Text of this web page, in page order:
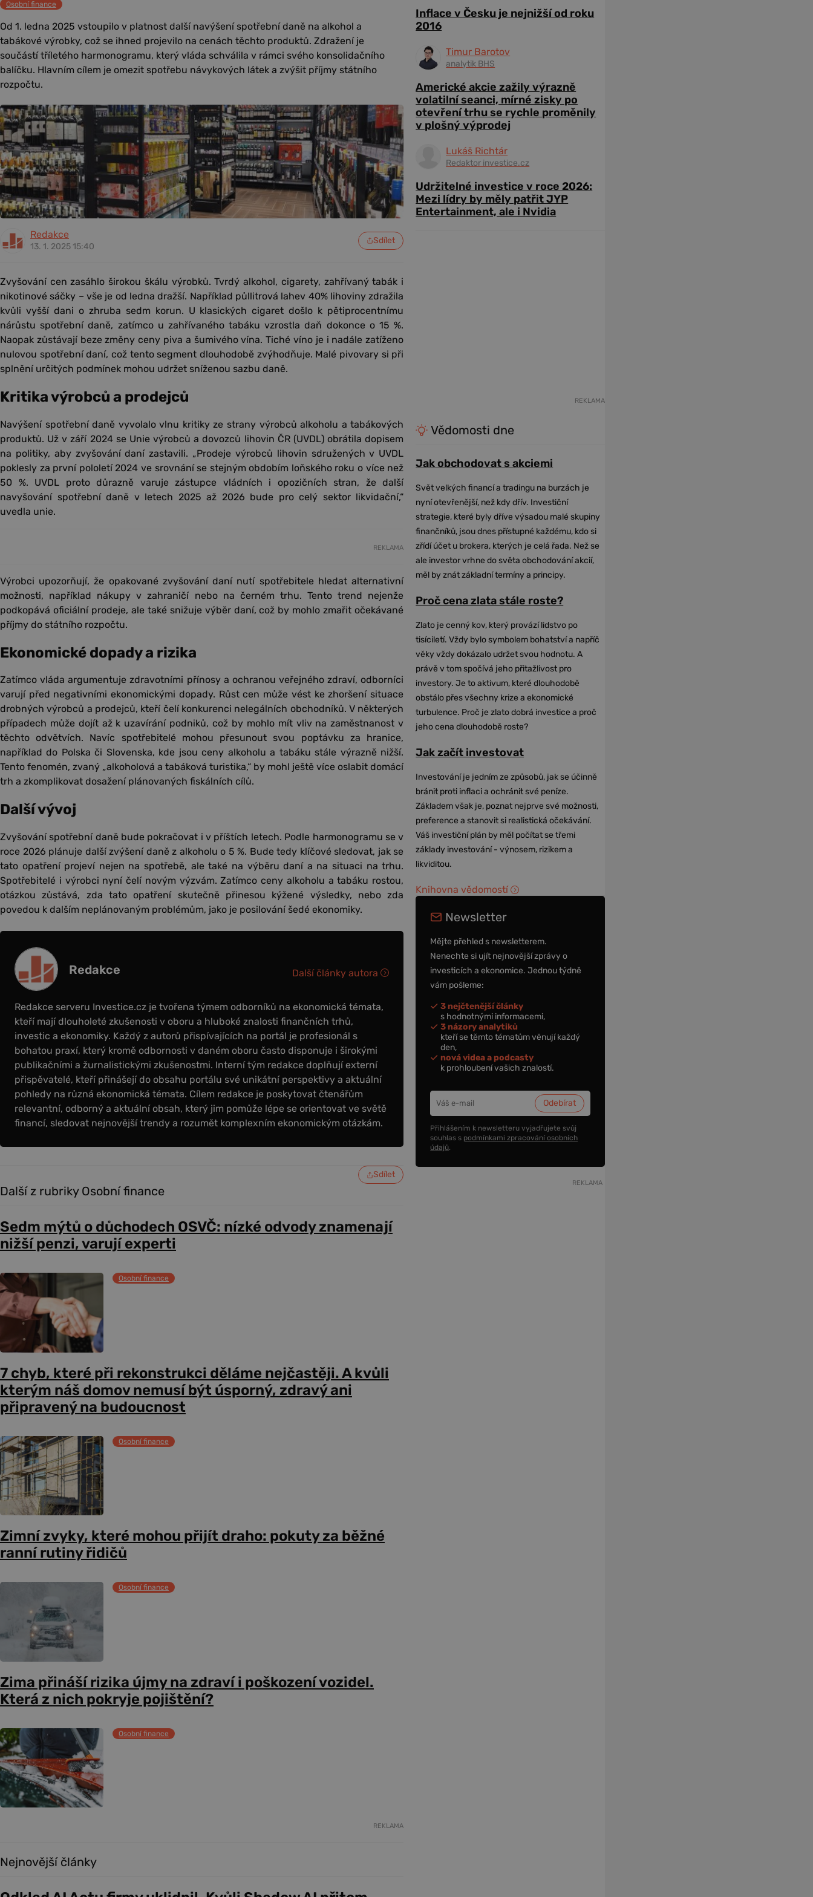
Osobní finance
Od 1. ledna 2025 vstoupilo v platnost další navýšení spotřební daně na alkohol a
tabákové výrobky, což se ihned projevilo na cenách těchto produktů. Zdražení je
součástí tříletého harmonogramu, který vláda schválila v rámci svého konsolidačního
balíčku. Hlavním cílem je omezit spotřebu návykových látek a zvýšit příjmy státního
rozpočtu.
Redakce
13. 1. 2025 15:40
Sdílet
Zvyšování cen zasáhlo širokou škálu výrobků. Tvrdý alkohol, cigarety, zahřívaný tabák i
nikotinové sáčky – vše je od ledna dražší. Například půllitrová lahev 40% lihoviny zdražila
kvůli vyšší dani o zhruba sedm korun. U klasických cigaret došlo k pětiprocentnímu
nárůstu spotřební daně, zatímco u zahřívaného tabáku vzrostla daň dokonce o 15 %.
Naopak zůstávají beze změny ceny piva a šumivého vína. Tiché víno je i nadále zatíženo
nulovou spotřební daní, což tento segment dlouhodobě zvýhodňuje. Malé pivovary si při
splnění určitých podmínek mohou udržet sníženou sazbu daně.
Kritika výrobců a prodejců
Navýšení spotřební daně vyvolalo vlnu kritiky ze strany výrobců alkoholu a tabákových
produktů. Už v září 2024 se Unie výrobců a dovozců lihovin ČR (UVDL) obrátila dopisem
na politiky, aby zvyšování daní zastavili. „Prodeje výrobců lihovin sdružených v UVDL
poklesly za první pololetí 2024 ve srovnání se stejným obdobím loňského roku o více než
50 %. UVDL proto důrazně varuje zástupce vládních i opozičních stran, že další
navyšování spotřební daně v letech 2025 až 2026 bude pro celý sektor likvidační,“
uvedla unie.
REKLAMA
Výrobci upozorňují, že opakované zvyšování daní nutí spotřebitele hledat alternativní
možnosti, například nákupy v zahraničí nebo na černém trhu. Tento trend nejenže
podkopává oficiální prodeje, ale také snižuje výběr daní, což by mohlo zmařit očekávané
příjmy do státního rozpočtu.
Ekonomické dopady a rizika
Zatímco vláda argumentuje zdravotními přínosy a ochranou veřejného zdraví, odborníci
varují před negativními ekonomickými dopady. Růst cen může vést ke zhoršení situace
drobných výrobců a prodejců, kteří čelí konkurenci nelegálních obchodníků. V některých
případech může dojít až k uzavírání podniků, což by mohlo mít vliv na zaměstnanost v
těchto odvětvích. Navíc spotřebitelé mohou přesunout svou poptávku za hranice,
například do Polska či Slovenska, kde jsou ceny alkoholu a tabáku stále výrazně nižší.
Tento fenomén, zvaný „alkoholová a tabáková turistika,“ by mohl ještě více oslabit domácí
trh a zkomplikovat dosažení plánovaných fiskálních cílů.
Další vývoj
Zvyšování spotřební daně bude pokračovat i v příštích letech. Podle harmonogramu se v
roce 2026 plánuje další zvýšení daně z alkoholu o 5 %. Bude tedy klíčové sledovat, jak se
tato opatření projeví nejen na spotřebě, ale také na výběru daní a na situaci na trhu.
Spotřebitelé i výrobci nyní čelí novým výzvám. Zatímco ceny alkoholu a tabáku rostou,
otázkou zůstává, zda tato opatření skutečně přinesou kýžené výsledky, nebo zda
povedou k dalším neplánovaným problémům, jako je posilování šedé ekonomiky.
Redakce
Redakce serveru Investice.cz je tvořena týmem odborníků na ekonomická témata,
kteří mají dlouholeté zkušenosti v oboru a hluboké znalosti finančních trhů,
investic a ekonomiky. Každý z autorů přispívajících na portál je profesionál s
bohatou praxí, který kromě odbornosti v daném oboru často disponuje i širokými
publikačními a žurnalistickými zkušenostmi. Interní tým redakce doplňují externí
přispěvatelé, kteří přinášejí do obsahu portálu své unikátní perspektivy a aktuální
pohledy na různá ekonomická témata. Cílem redakce je poskytovat čtenářům
relevantní, odborný a aktuální obsah, který jim pomůže lépe se orientovat ve světě
financí, sledovat nejnovější trendy a rozumět komplexním ekonomickým otázkám.
Další články autora
Sdílet
Další z rubriky Osobní finance
Sedm mýtů o důchodech OSVČ: nízké odvody znamenají
nižší penzi, varují experti
Osobní finance
7 chyb, které při rekonstrukci děláme nejčastěji. A kvůli
kterým náš domov nemusí být úsporný, zdravý ani
připravený na budoucnost
Osobní finance
Zimní zvyky, které mohou přijít draho: pokuty za běžné
ranní rutiny řidičů
Osobní finance
Zima přináší rizika újmy na zdraví i poškození vozidel.
Která z nich pokryje pojištění?
Osobní finance
REKLAMA
Nejnovější články
Inflace v Česku je nejnižší od roku
2016
Timur Barotov
analytik BHS
Americké akcie zažily výrazně
volatilní seanci, mírné zisky po
otevření trhu se rychle proměnily
v plošný výprodej
Lukáš Richtár
Redaktor investice.cz
Udržitelné investice v roce 2026:
Mezi lídry by měly patřit JYP
Entertainment, ale i Nvidia
REKLAMA
Vědomosti dne
Jak obchodovat s akciemi
Svět velkých financí a tradingu na burzách je
nyní otevřenější, než kdy dřív. Investiční
strategie, které byly dříve výsadou malé skupiny
finančníků, jsou dnes přístupné každému, kdo si
zřídí účet u brokera, kterých je celá řada. Než se
ale investor vrhne do světa obchodování akcií,
měl by znát základní termíny a principy.
Proč cena zlata stále roste?
Zlato je cenný kov, který provází lidstvo po
tisíciletí. Vždy bylo symbolem bohatství a napříč
věky vždy dokázalo udržet svou hodnotu. A
právě v tom spočívá jeho přitažlivost pro
investory. Je to aktivum, které dlouhodobě
obstálo přes všechny krize a ekonomické
turbulence. Proč je zlato dobrá investice a proč
jeho cena dlouhodobě roste?
Jak začít investovat
Investování je jedním ze způsobů, jak se účinně
bránit proti inflaci a ochránit své peníze.
Základem však je, poznat nejprve své možnosti,
preference a stanovit si realistická očekávání.
Váš investiční plán by měl počítat se třemi
základy investování - výnosem, rizikem a
likviditou.
Knihovna vědomostí
Newsletter
Mějte přehled s newsletterem.
Nenechte si ujít nejnovější zprávy o
investicích a ekonomice. Jednou týdně
vám pošleme:
3 nejčtenější články
s hodnotnými informacemi,
3 názory analytiků
kteří se těmto tématům věnují každý
den,
nová videa a podcasty
k prohloubení vašich znalostí.
Přihlášením k newsletteru vyjadřujete svůj
souhlas s podmínkami zpracování osobních
údajů.
REKLAMA